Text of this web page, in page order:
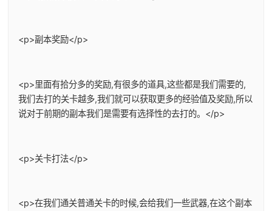
<p>副本奖励</p>
<p>里面有拾分多的奖励,有很多的道具,这些都是我们需要的,
我们去打的关卡越多,我们就可以获取更多的经验值及奖励,所以
说对于前期的副本我们是需要有选择性的去打的。</p>
<p>关卡打法</p>
<p>在我们通关普通关卡的时候,会给我们一些武器,在这个副本